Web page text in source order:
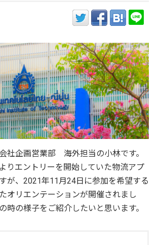
社企画営業部 海外担当の小林です。
りエントリーを開始していた物流アプ
が、2021年11月24日に参加を希望する
オリエンテーションが開催されまし
時の様子をご紹介したいと思います。